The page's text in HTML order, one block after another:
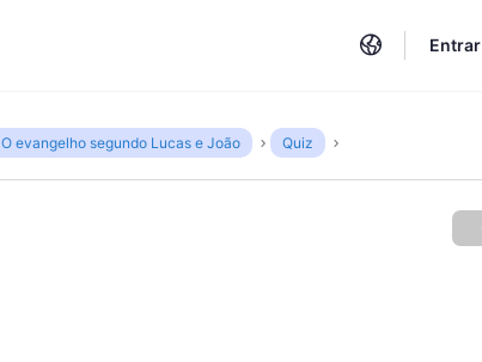
Entrar
O evangelho segundo Lucas e João Quiz